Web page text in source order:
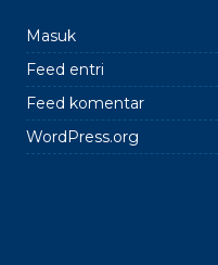
Masuk
Feed entri
Feed komentar
WordPress.org